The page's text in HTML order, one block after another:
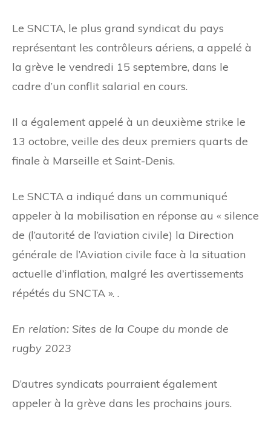
Le SNCTA, le plus grand syndicat du pays
représentant les contrôleurs aériens, a appelé à
la grève le vendredi 15 septembre, dans le
cadre d’un conflit salarial en cours.
Il a également appelé à un deuxième strike le
13 octobre, veille des deux premiers quarts de
finale à Marseille et Saint-Denis.
Le SNCTA a indiqué dans un communiqué
appeler à la mobilisation en réponse au « silence
de (l’autorité de l’aviation civile) la Direction
générale de l’Aviation civile face à la situation
actuelle d’inflation, malgré les avertissements
répétés du SNCTA ». .
En relation: Sites de la Coupe du monde de
rugby 2023
D’autres syndicats pourraient également
appeler à la grève dans les prochains jours.